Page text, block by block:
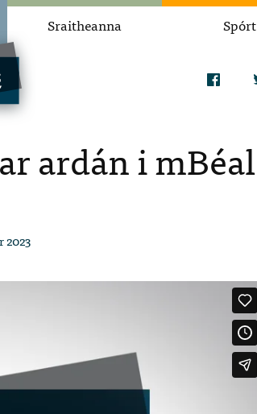
Sraitheanna Spórt
ardán i mBéal
2023